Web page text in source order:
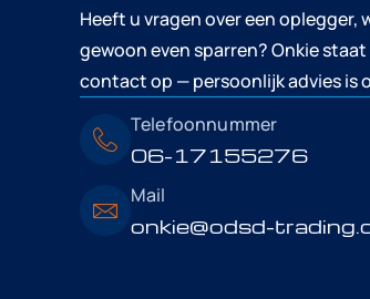
Heeft u vragen over een
gewoon even sparren? Onkie
contact op — persoonlijk advies is
Telefoonnummer
06-17155276
Mail
onkie@odsd-